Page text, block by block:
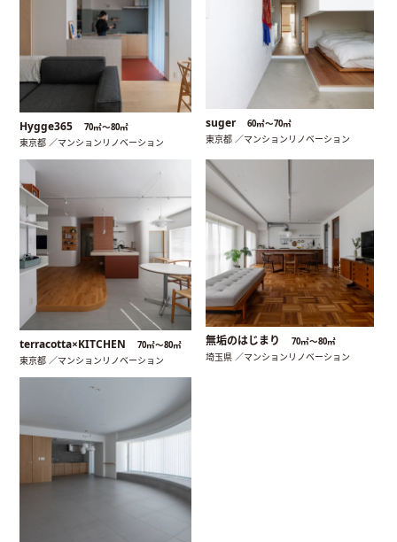
Hygge365 70㎡〜80㎡
東京都 ／マンションリノベーション
suger 60㎡〜70㎡
東京都 ／マンションリノベーション
terracotta×KITCHEN 70㎡〜80㎡
東京都 ／マンションリノベーション
無垢のはじまり 70㎡〜80㎡
埼玉県 ／マンションリノベーション